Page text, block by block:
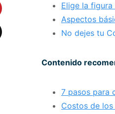
Elige la
Aspectos
No dejes tu
Contenido
7 pasos para
Costos de